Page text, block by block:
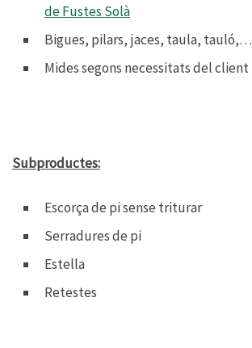
de Fustes Solà
Bigues, pilars, jaces, taula, tauló,…
Mides segons necessitats del client
Subproductes:
Escorça de pi sense triturar
Serradures de pi
Estella
Retestes